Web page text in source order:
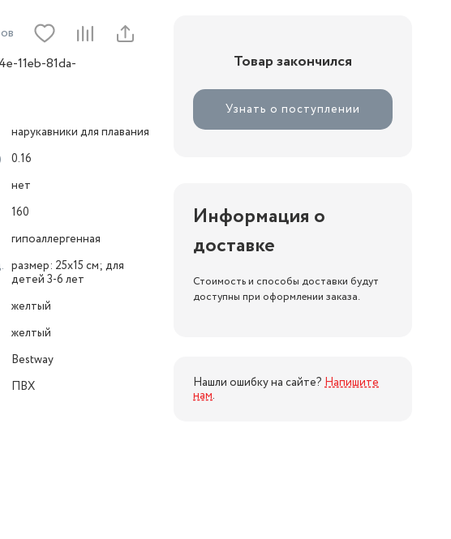
11eb-81da-
нарукавники для плавания
0.16
нет
160
гипоаллергенная
размер: 25х15 см; для
детей 3-6 лет
желтый
желтый
Bestway
ПВХ
Товар закончился
Узнать о поступлении
Информация о
доставке
Стоимость и способы доставки будут
доступны при оформлении заказа.
Нашли ошибку на сайте? Напишите
нам.